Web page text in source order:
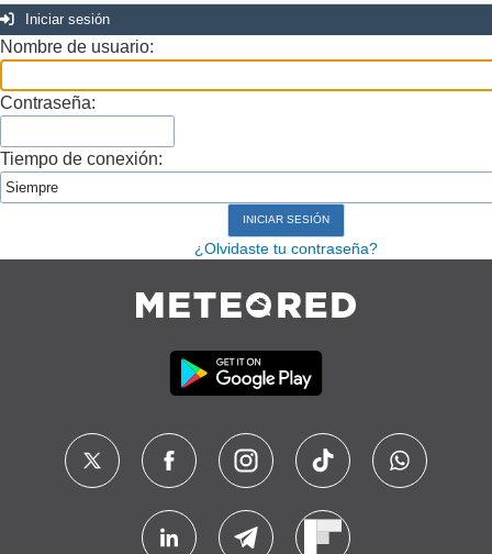
Iniciar sesión
Nombre de usuario:
Contraseña:
Tiempo de conexión:
¿Olvidaste tu contraseña?